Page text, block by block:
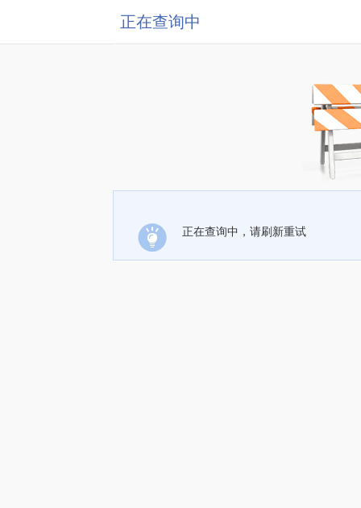
正在查询中
正在查询中，请刷新重试